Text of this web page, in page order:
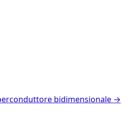
bidimensionale →